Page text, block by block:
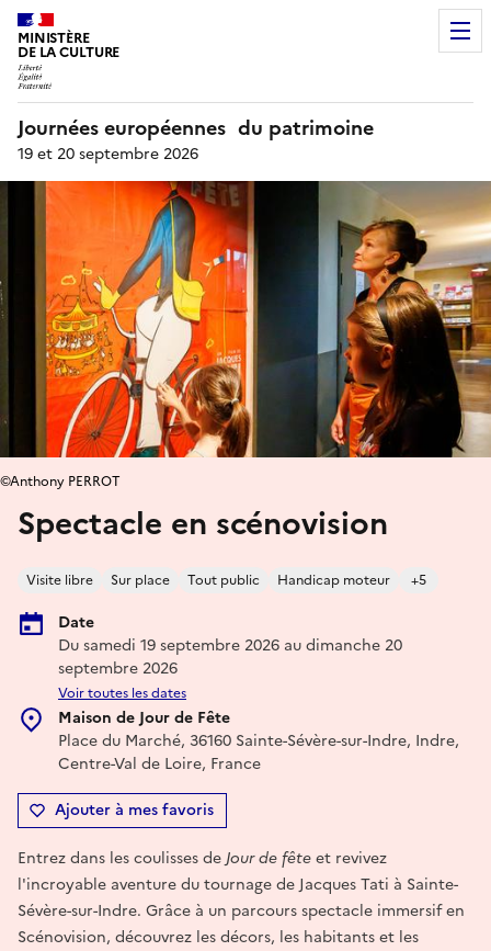
MINISTÈRE
DE LA CULTURE
Journées européennes du patrimoine
19 et 20 septembre 2026
Spectacle en scénovision
Visite libre Sur place Tout public Handicap moteur +5
Date
Du samedi 19 septembre 2026 au dimanche 20
septembre 2026
Voir toutes les dates
Maison de Jour de Fête
Place du Marché, 36160 Sainte-Sévère-sur-Indre, Indre,
Centre-Val de Loire, France
Ajouter à mes favoris
©Anthony PERROT
Entrez dans les coulisses deJour de fêteet revivez
l'incroyable aventure du tournage de Jacques Tati à Sainte-
Sévère-sur-Indre. Grâce à un parcours spectacle immersif en
Scénovision, découvrez les décors, les habitants et les